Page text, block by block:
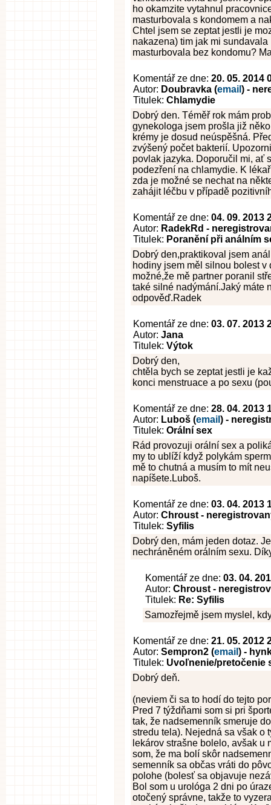
ho okamzite vytahnul
masturbovala s kondomem a
Chtel jsem se zeptat jestli je
nakazena) tim jak mi
masturbovala bez kondomu?
Komentář ze dne: 20. 05. 2014
Autor: Doubravka (email ) -
Titulek: Chlamydie
Dobrý den. Téměř rok mám
gynekologa jsem prošla již
krémy je dosud neúspěšná.
zvýšený počet bakterií.
povlak jazyka. Doporučil mi, ať
podezření na chlamydie. K
zda je možné se nechat na
zahájit léčbu v případě
Komentář ze dne: 04. 09. 2013
Autor: RadekRd -
Titulek: Poranění při análním
Dobrý den,praktikoval jsem
hodiny jsem měl silnou bolest
možné,že mě partner poranil
také silné nadýmání.Jaký máte
odpověď.Radek
Komentář ze dne: 03. 07. 2013
Autor: Jana
Titulek: Výtok
Dobrý den,
chtěla bych se zeptat jestli je
konci menstruace a po sexu
Komentář ze dne: 28. 04. 2013
Autor: Luboš (email ) -
Titulek: Orální sex
Rád provozuji orální sex a
my to ublíží když polykám
mě to chutná a musím to mít
napíšete.Luboš.
Komentář ze dne: 03. 04. 2013
Autor: Chroust -
Titulek: Syfilis
Dobrý den, mám jeden dotaz.
nechráněném orálním sexu.
Komentář ze dne: 03. 04.
Autor: Chroust -
Titulek: Re: Syfilis
Samozřejmě jsem myslel,
Komentář ze dne: 21. 05. 2012
Autor: Sempron2 (email ) -
Titulek: Uvoľnenie/pretočenie
Dobrý deň.
(neviem či sa to hodí do tejto
Pred 7 týždňami som si pri
tak, že nadsemenník smeruje
stredu tela). Nejedná sa však o
lekárov strašne bolelo, avšak
som, že ma bolí skôr
semenník sa občas vráti do
polohe (bolesť sa objavuje
Bol som u urológa 2 dni po
otočený správne, takže to